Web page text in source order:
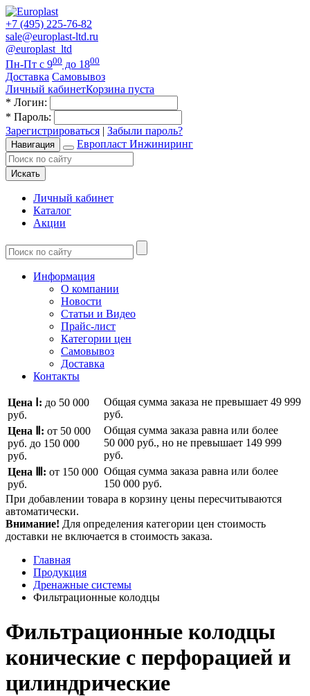
+7 (495) 225-76-82
sale@europlast-ltd.ru
@europlast_ltd
Пн-Пт с 900 до 1800
Доставка Самовывоз
Личный кабинетКорзина пуста
* Логин:
* Пароль:
Зарегистрироваться | Забыли пароль?
Навигация Европласт Инжиниринг
Искать
Личный кабинет
Каталог
Акции
Информация
О компании
Новости
Статьи и Видео
Прайс-лист
Категории цен
Самовывоз
Доставка
Контакты
Цена Ⅰ: до 50 000
руб.
Общая сумма заказа не превышает 49 999
руб.
Цена Ⅱ: от 50 000
руб. до 150 000
руб.
Общая сумма заказа равна или более
50 000 руб., но не превышает 149 999
руб.
Цена Ⅲ: от 150 000
руб.
Общая сумма заказа равна или более
150 000 руб.
При добавлении товара в корзину цены пересчитываются
автоматически.
Внимание! Для определения категории цен стоимость
доставки не включается в стоимость заказа.
Главная
Продукция
Дренажные системы
Фильтрационные колодцы
Фильтрационные колодцы
конические с перфорацией и
цилиндрические